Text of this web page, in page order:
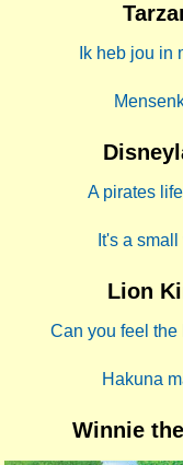
Ik heb jou in
A pirates
It's a
Lion
Can you feel the
Hakuna
Winnie